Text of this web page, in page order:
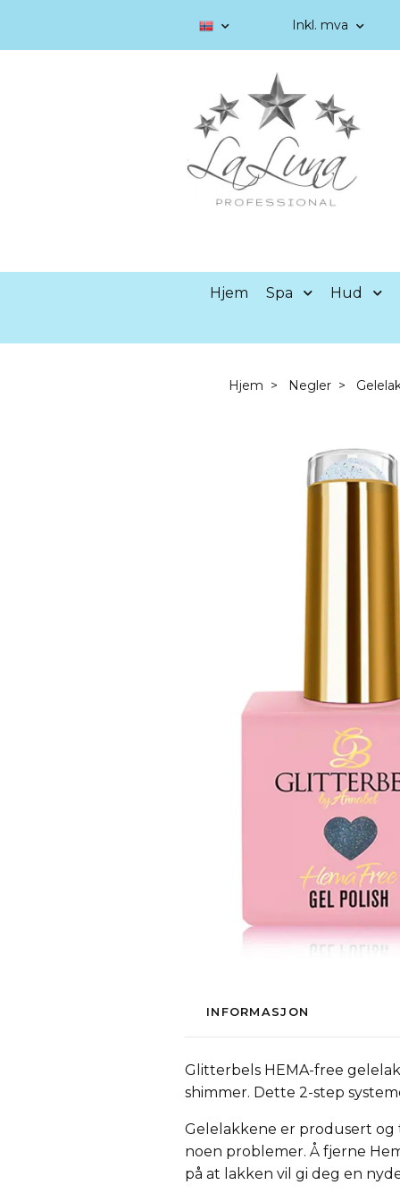
Inkl. mva
Hjem Spa Hud
Hjem Negler
INFORMASJON
Glitterbels HEMA-free
shimmer. Dette 2-step
Gelelakkene er produsert
noen problemer. Å fjerne
på at lakken vil gi deg en